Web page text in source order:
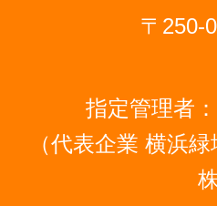
〒250-
指定管理者
（代表企業 横浜